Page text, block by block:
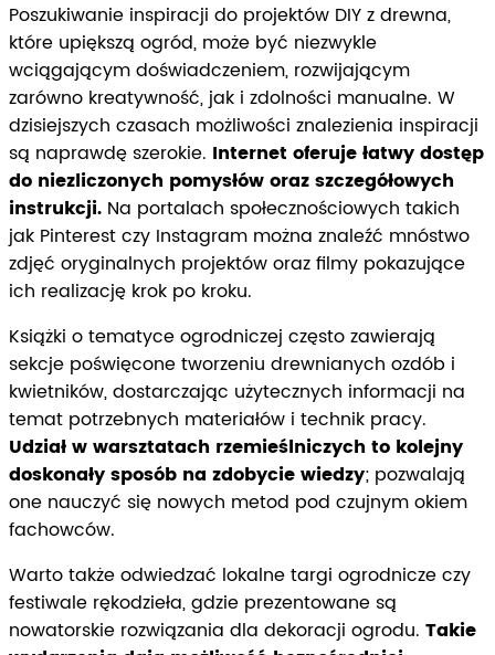
Poszukiwanie inspiracji do projektów DIY z drewna,
które upiększą ogród, może być niezwykle
wciągającym doświadczeniem, rozwijającym
zarówno kreatywność, jak i zdolności manualne. W
dzisiejszych czasach możliwości znalezienia inspiracji
są naprawdę szerokie. Internet oferuje łatwy dostęp
do niezliczonych pomysłów oraz szczegółowych
instrukcji. Na portalach społecznościowych takich
jak Pinterest czy Instagram można znaleźć mnóstwo
zdjęć oryginalnych projektów oraz filmy pokazujące
ich realizację krok po kroku.
Książki o tematyce ogrodniczej często zawierają
sekcje poświęcone tworzeniu drewnianych ozdób i
kwietników, dostarczając użytecznych informacji na
temat potrzebnych materiałów i technik pracy.
Udział w warsztatach rzemieślniczych to kolejny
doskonały sposób na zdobycie wiedzy; pozwalają
one nauczyć się nowych metod pod czujnym okiem
fachowców.
Warto także odwiedzać lokalne targi ogrodnicze czy
festiwale rękodzieła, gdzie prezentowane są
nowatorskie rozwiązania dla dekoracji ogrodu. Takie